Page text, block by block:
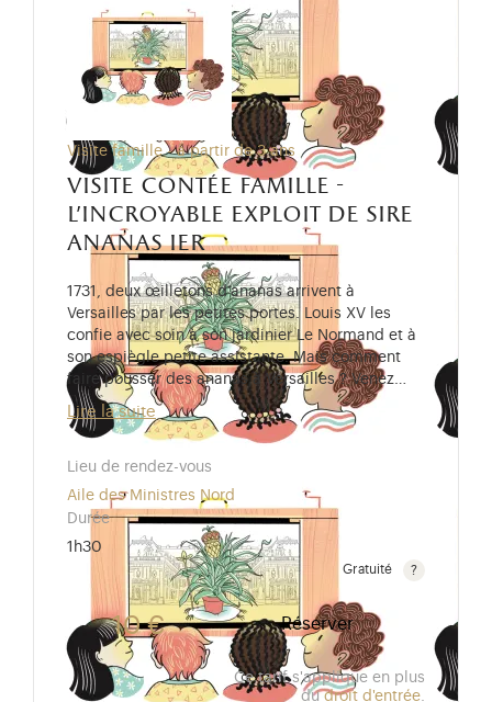
Visite famille - à partir de 3 ans
visite contée famille -
l'incroyable exploit de sire
ananas ier
1731, deux œilletons d’ananas arrivent à
Versailles par les petites portes. Louis XV les
confie avec soin à son jardinier Le Normand et à
son espiègle petite assistante. Mais comment
faire pousser des ananas à Versailles ? Venez…
Lire la suite
Lieu de rendez-vous
Aile des Ministres Nord
Durée
1h30
Gratuité
Gratuit pour les enfants de moins de 10 ans.
10 € Réserver
Ce tarif s'applique en plus
dudroit d'entrée.